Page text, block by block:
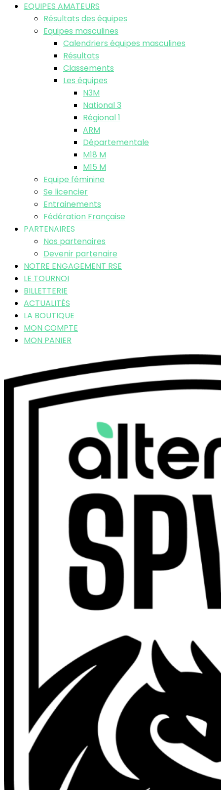
EQUIPES AMATEURS
Résultats des équipes
Equipes masculines
Calendriers équipes masculines
Résultats
Classements
Les équipes
N3M
National 3
Régional 1
ARM
Départementale
M18 M
M15 M
Equipe féminine
Se licencier
Entrainements
Fédération Française
PARTENAIRES
Nos partenaires
Devenir partenaire
NOTRE ENGAGEMENT RSE
LE TOURNOI
BILLETTERIE
ACTUALITÉS
LA BOUTIQUE
MON COMPTE
MON PANIER